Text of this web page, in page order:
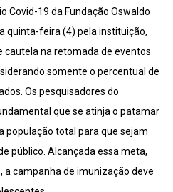
Covid-19 da Fundação Oswaldo
quinta-feira (4) pela instituição,
cautela na retomada de eventos
somente o percentual de
Os pesquisadores do
que se atinja o patamar
população total para que sejam
público. Alcançada essa meta,
a campanha de imunização deve